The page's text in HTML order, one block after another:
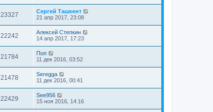
23327
Сергей Ташкент
21 апр 2017, 23:08
22242
Алексей Степкин
14 апр 2017, 17:23
21784
Поп
11 дек 2016, 03:52
21478
Seregga
11 дек 2016, 00:41
22429
See956
15 ноя 2016, 14:16